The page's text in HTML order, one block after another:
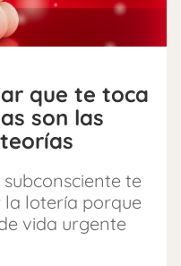
que te toca
son las
te
lotería porque
vida urgente